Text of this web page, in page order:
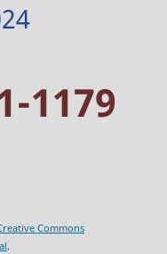
1179
Commons
.